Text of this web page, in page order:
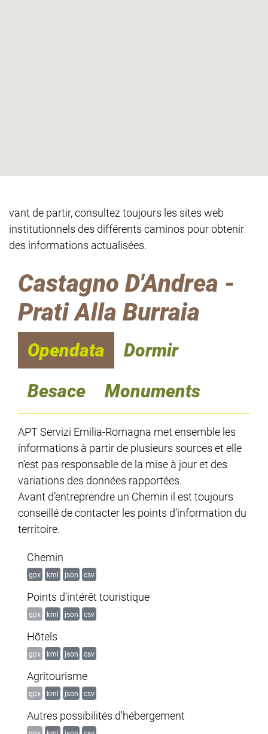
vant de partir, consultez toujours les sites web
institutionnels des différents caminos pour obtenir
des informations actualisées.
Castagno D'Andrea -
Prati Alla Burraia
Opendata
Dormir
Besace
Monuments
APT Servizi Emilia-Romagna met ensemble les
informations à partir de plusieurs sources et elle
n’est pas responsable de la mise à jour et des
variations des données rapportées.
Avant d’entreprendre un Chemin il est toujours
conseillé de contacter les points d’information du
territoire.
Chemin
gpx kml json csv
Points d'intérêt touristique
gpx kml json csv
Hôtels
gpx kml json csv
Agritourisme
gpx kml json csv
Autres possibilités d'hébergement